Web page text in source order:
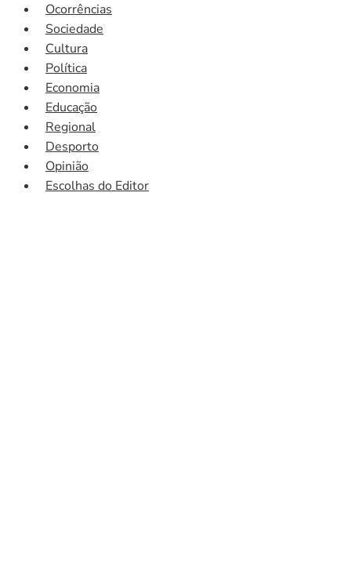
Ocorrências
Sociedade
Cultura
Política
Economia
Educação
Regional
Desporto
Opinião
Escolhas do Editor